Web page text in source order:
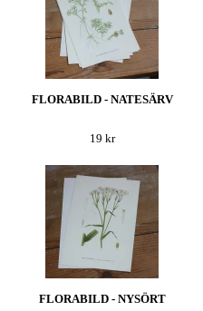
FLORABILD - NATESÄRV
19 kr
FLORABILD - NYSÖRT